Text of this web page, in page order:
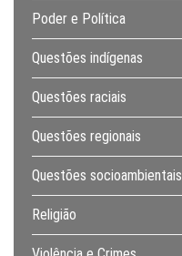
Poder e Política
Questões indígenas
Questões raciais
Questões regionais
Questões socioambientais
Religião